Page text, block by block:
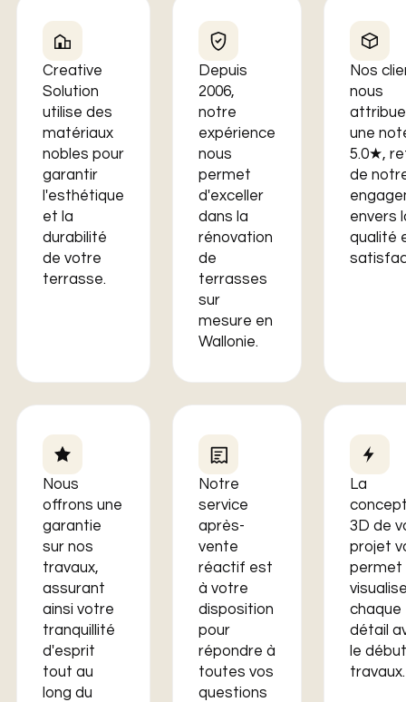
Creative
Solution
utilise des
matériaux
nobles pour
garantir
l'esthétique
et la
durabilité
de votre
terrasse.
Depuis
2006,
notre
expérience
nous
permet
d'exceller
dans la
rénovation
de
terrasses
sur
mesure en
Wallonie.
Nos
nous
une
5.0★,
de
envers
qualité
Nous
offrons une
garantie
sur nos
travaux,
assurant
ainsi votre
tranquillité
d'esprit
tout au
long du
Notre
service
après-
vente
réactif est
à votre
disposition
pour
répondre à
toutes vos
questions
La
3D de
projet
permet
chaque
détail
le
travaux.